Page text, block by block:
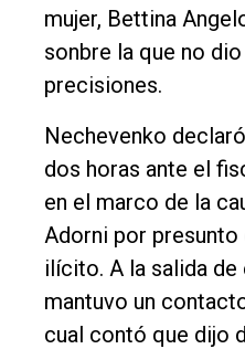
Fúnebres
Edición
Empresa
Nosotros
Contacto
mujer, Bettina
sonbre la que no
precisiones.
Nechevenko
dos horas ante el
en el marco de la
Adorni por
ilícito. A la salida de
mantuvo un
cual contó que dijo